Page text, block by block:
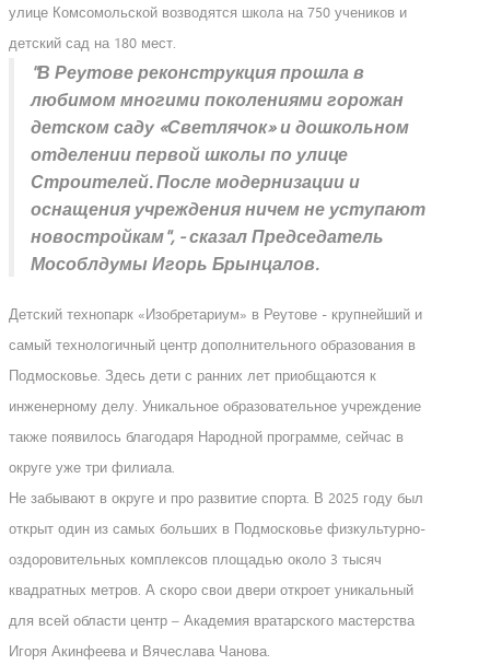
улице Комсомольской возводятся школа на 750 учеников и
детский сад на 180 мест.
"В Реутове реконструкция прошла в
любимом многими поколениями горожан
детском саду «Светлячок» и дошкольном
отделении первой школы по улице
Строителей. После модернизации и
оснащения учреждения ничем не уступают
новостройкам", - сказал Председатель
Мособлдумы Игорь Брынцалов.
Детский технопарк «Изобретариум» в Реутове - крупнейший и
самый технологичный центр дополнительного образования в
Подмосковье. Здесь дети с ранних лет приобщаются к
инженерному делу. Уникальное образовательное учреждение
также появилось благодаря Народной программе, сейчас в
округе уже три филиала.
Не забывают в округе и про развитие спорта. В 2025 году был
открыт один из самых больших в Подмосковье физкультурно-
оздоровительных комплексов площадью около 3 тысяч
квадратных метров. А скоро свои двери откроет уникальный
для всей области центр – Академия вратарского мастерства
Игоря Акинфеева и Вячеслава Чанова.